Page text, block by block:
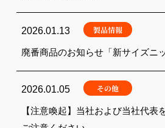
2026.01.13 製品情報
廃番商品のお知らせ「新サイズニ
2026.01.05 その他
【注意喚起】当社および当社代表